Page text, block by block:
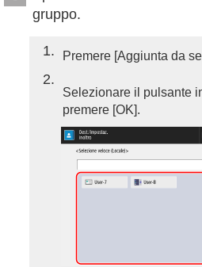
gruppo.
1 Premere [Aggiunta da
2
Selezionare il pulsante
premere [OK].